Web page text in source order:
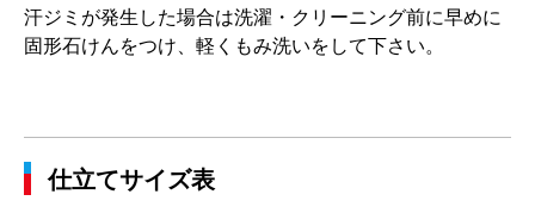
汗ジミが発生した場合は洗濯・クリーニング前に早めに
固形石けんをつけ、軽くもみ洗いをして下さい。
仕立てサイズ表